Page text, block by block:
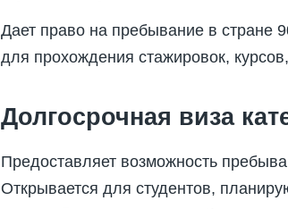
Дает право на пребывание в стране
для прохождения стажировок,
Долгосрочная виза
Предоставляет возможность
Открывается для студентов,